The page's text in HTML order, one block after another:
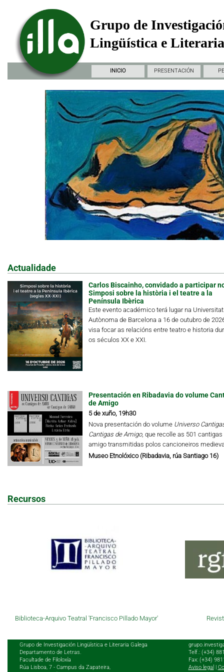
Grupo de
Lingüística e
INICIO PRESENTACIÓN
Actualidade
Carlos Biscainho, convidado a participar
Simposi sobre la història i el teatre a la
Península Ibèrica
Este evento académico terá lugar na Universitat
Autònoma de Barcelona a 16 de outubro de
visa focar as relacións entre teatro e historia
os séculos XX e XXI.
Presentación en Ribadavia do volume
de Amigo
5 de xuño, 19h30
Nova presentación do volume Universo
Cantigas de Amigo, que recolle as 501 cantigas
amigo transmitidas polos cancioneiros
Museo Etnolóxico (Ribadavia, rúa Santiago 16)
Recursos
Biblioteca-Arquivo Teatral 'Francisco Pillado Mayor'
Grupo de Investigación Lingüística e Literaria Galega
Departamento de Letras.
Facultade de Filoloxía
Rúa Lisboa, 7 - Campus da Zapateira,
Telf.: (+34)
Fax: (+34)
Aviso legal |